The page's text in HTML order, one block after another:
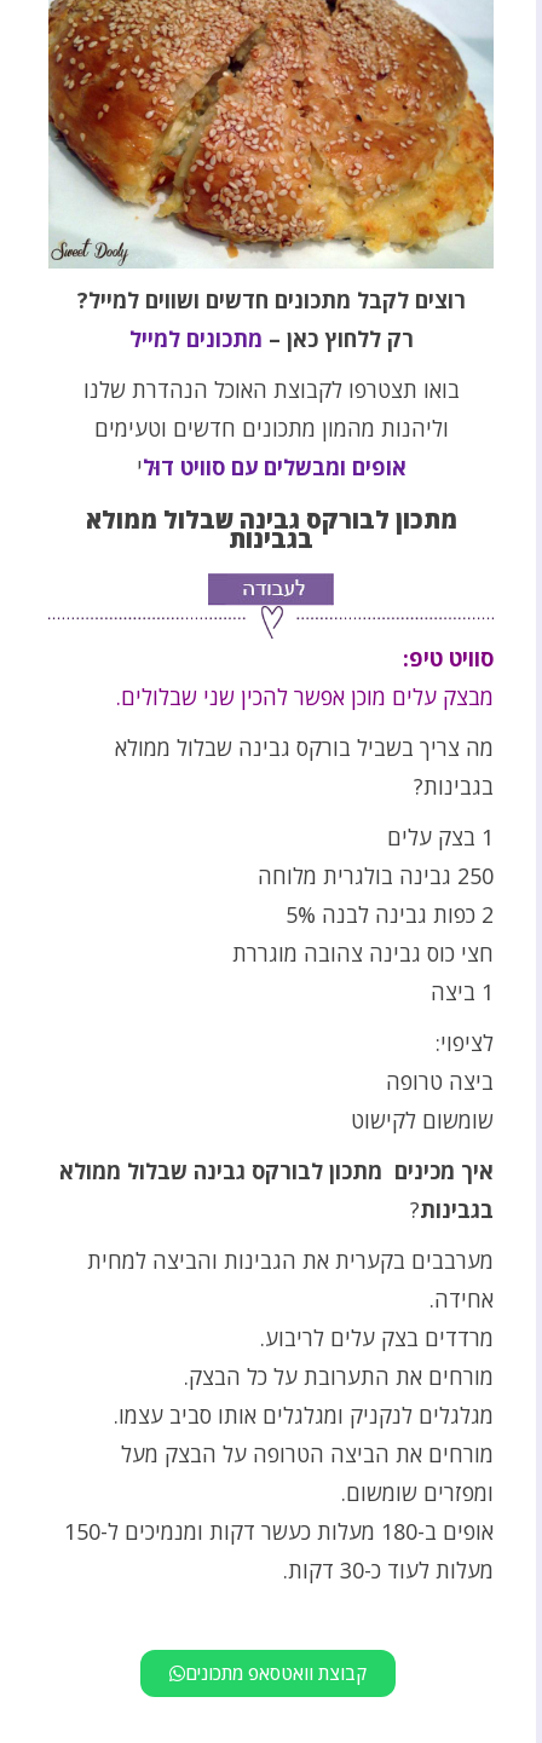
רוצים לקבל מתכונים חדשים ושווים למייל?
רק ללחוץ כאן – מתכונים למייל
בואו תצטרפו לקבוצת האוכל הנהדרת שלנו
וליהנות מהמון מתכונים חדשים וטעימים
אופים ומבשלים עם סוויט דוּלי
מתכון לבורקס גבינה שבלול ממולא
בגבינות
סוויט טיפ:
מבצק עלים מוכן אפשר להכין שני שבלולים.
מה צריך בשביל בורקס גבינה שבלול ממולא
בגבינות?
1 בצק עלים
250 גבינה בולגרית מלוחה
2 כפות גבינה לבנה 5%
חצי כוס גבינה צהובה מוגררת
1 ביצה
לציפוי:
ביצה טרופה
שומשום לקישוט
איך מכינים מתכון לבורקס גבינה שבלול ממולא
בגבינות?
מערבבים בקערית את הגבינות והביצה למחית
אחידה.
מרדדים בצק עלים לריבוע.
מורחים את התערובת על כל הבצק.
מגלגלים לנקניק ומגלגלים אותו סביב עצמו.
מורחים את הביצה הטרופה על הבצק מעל
ומפזרים שומשום.
אופים ב-180 מעלות כעשר דקות ומנמיכים ל-150
מעלות לעוד כ-30 דקות.
קבוצת וואטסאפ מתכונים